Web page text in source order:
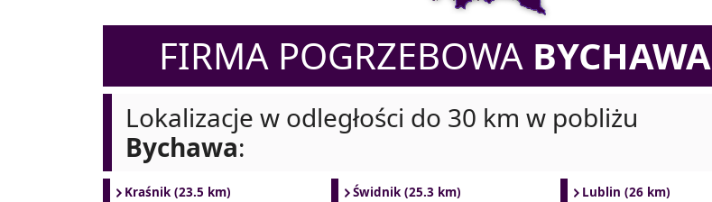
FIRMA POGRZEBOWA BYCHAWA
Lokalizacje w odległości do 30 km w pobliżu
Bychawa:
Kraśnik (23.5 km) Świdnik (25.3 km) Lublin (26 km)